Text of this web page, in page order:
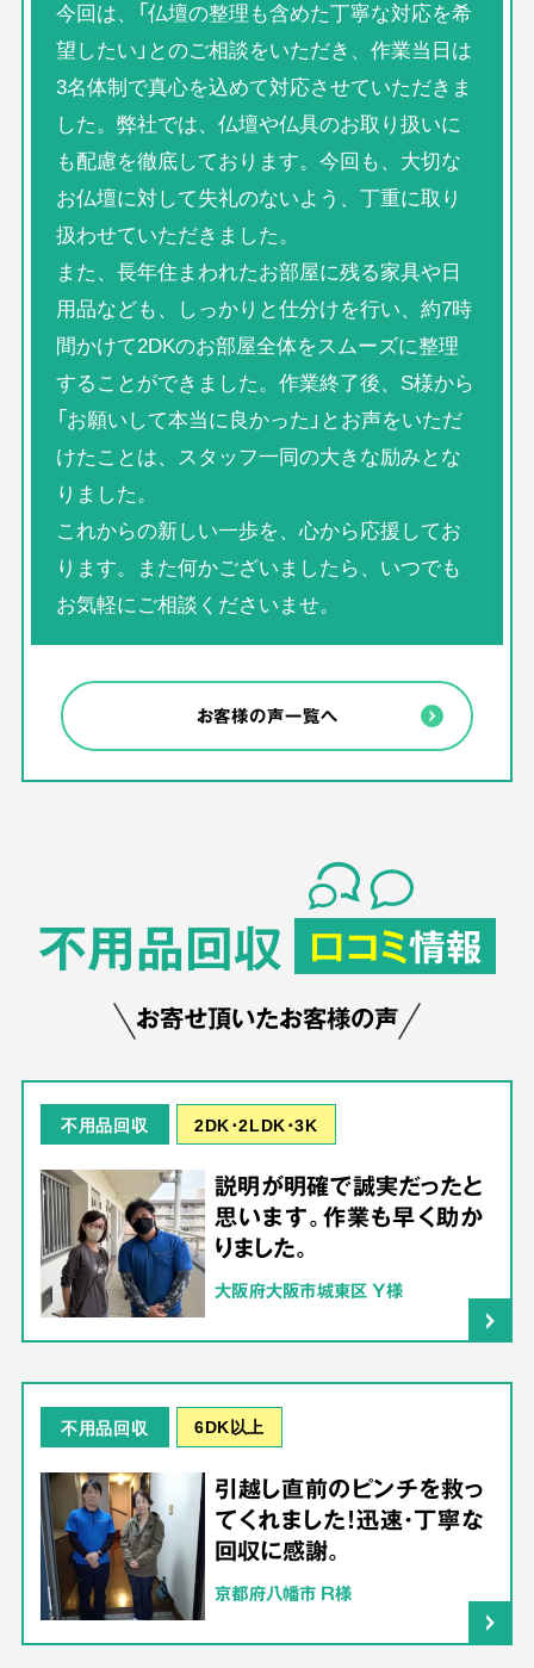
今回は、「仏壇の整理も含めた丁寧な対応を希
望したい」とのご相談をいただき、作業当日は
3名体制で真心を込めて対応させていただきま
した。弊社では、仏壇や仏具のお取り扱いに
も配慮を徹底しております。今回も、大切な
お仏壇に対して失礼のないよう、丁重に取り
扱わせていただきました。
また、長年住まわれたお部屋に残る家具や日
用品なども、しっかりと仕分けを行い、約7時
間かけて2DKのお部屋全体をスムーズに整理
することができました。作業終了後、S様から
「お願いして本当に良かった」とお声をいただ
けたことは、スタッフ一同の大きな励みとな
りました。
これからの新しい一歩を、心から応援してお
ります。また何かございましたら、いつでも
お気軽にご相談くださいませ。
お客様の声一覧へ
不用品回収 口コミ情報
お寄せ頂いたお客様の声
不用品回収 2DK･2LDK･3K
説明が明確で誠実だったと
思います。作業も早く助か
りました。
大阪府大阪市城東区 Y様
不用品回収 6DK以上
引越し直前のピンチを救っ
てくれました！迅速・丁寧な
回収に感謝。
京都府八幡市 R様